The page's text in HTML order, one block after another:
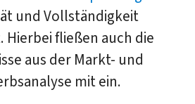
und Vollständigkeit
Hierbei fließen auch die
aus der Markt- und
mit ein.